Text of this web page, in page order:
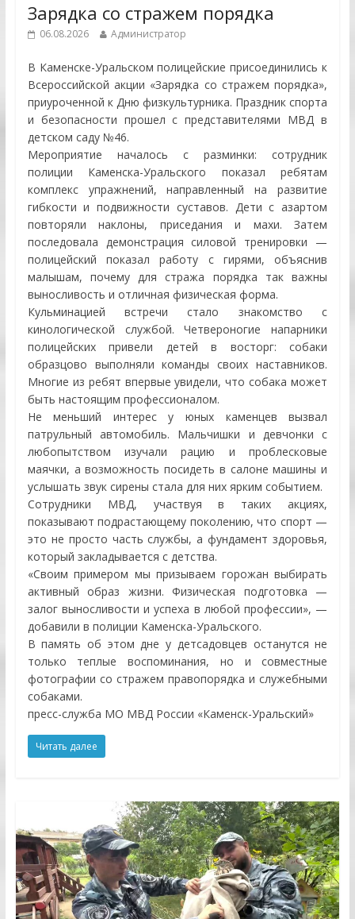
Зарядка со стражем порядка
06.08.2026 Администратор
В Каменске-Уральском полицейские присоединились к
Всероссийской акции «Зарядка со стражем порядка»,
приуроченной к Дню физкультурника. Праздник спорта
и безопасности прошел с представителями МВД в
детском саду №46.
Мероприятие началось с разминки: сотрудник
полиции Каменска-Уральского показал ребятам
комплекс упражнений, направленный на развитие
гибкости и подвижности суставов. Дети с азартом
повторяли наклоны, приседания и махи. Затем
последовала демонстрация силовой тренировки —
полицейский показал работу с гирями, объяснив
малышам, почему для стража порядка так важны
выносливость и отличная физическая форма.
Кульминацией встречи стало знакомство с
кинологической службой. Четвероногие напарники
полицейских привели детей в восторг: собаки
образцово выполняли команды своих наставников.
Многие из ребят впервые увидели, что собака может
быть настоящим профессионалом.
Не меньший интерес у юных каменцев вызвал
патрульный автомобиль. Мальчишки и девчонки с
любопытством изучали рацию и проблесковые
маячки, а возможность посидеть в салоне машины и
услышать звук сирены стала для них ярким событием.
Сотрудники МВД, участвуя в таких акциях,
показывают подрастающему поколению, что спорт —
это не просто часть службы, а фундамент здоровья,
который закладывается с детства.
«Своим примером мы призываем горожан выбирать
активный образ жизни. Физическая подготовка —
залог выносливости и успеха в любой профессии», —
добавили в полиции Каменска-Уральского.
В память об этом дне у детсадовцев останутся не
только теплые воспоминания, но и совместные
фотографии со стражем правопорядка и служебными
собаками.
пресс-служба МО МВД России «Каменск-Уральский»
Читать далее